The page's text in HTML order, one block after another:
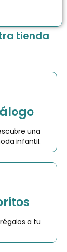
tienda
una
infantil.
a tu